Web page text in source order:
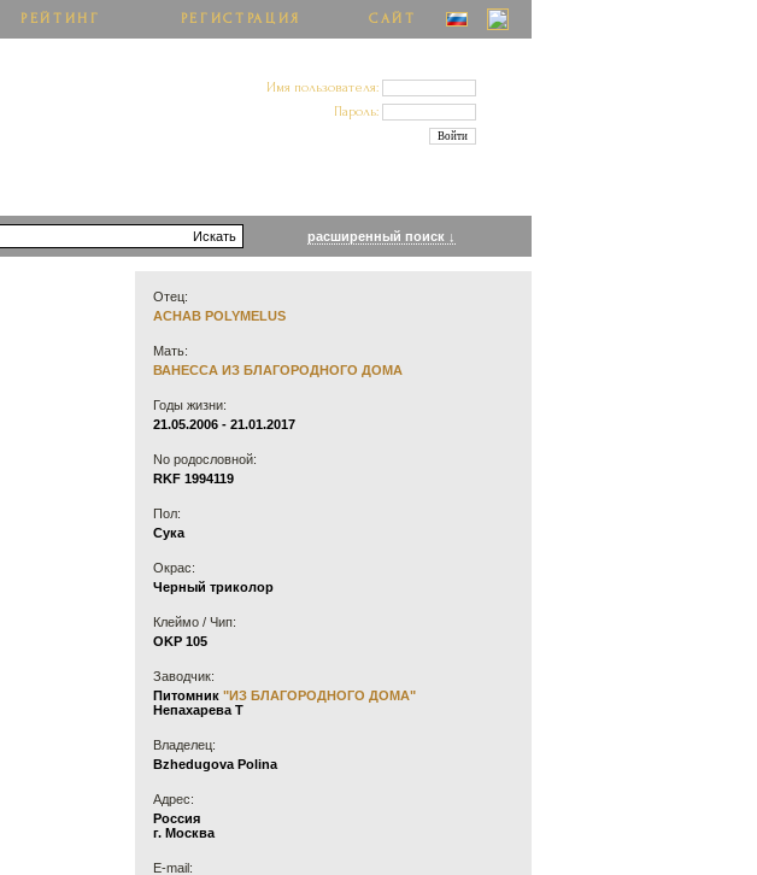
РЕЙТИНГ РЕГИСТРАЦИЯ САЙТ
Имя пользователя:
Пароль:
расширенный поиск ↓
Отец:
ACHAB POLYMELUS
Мать:
ВАНЕССА ИЗ БЛАГОРОДНОГО ДОМА
Годы жизни:
21.05.2006 - 21.01.2017
No родословной:
RKF 1994119
Пол:
Сука
Окрас:
Черный триколор
Клеймо / Чип:
OKP 105
Заводчик:
Питомник "ИЗ БЛАГОРОДНОГО ДОМА"
Непахарева Т
Владелец:
Bzhedugova Polina
Адрес:
Россия
г. Москва
E-mail: